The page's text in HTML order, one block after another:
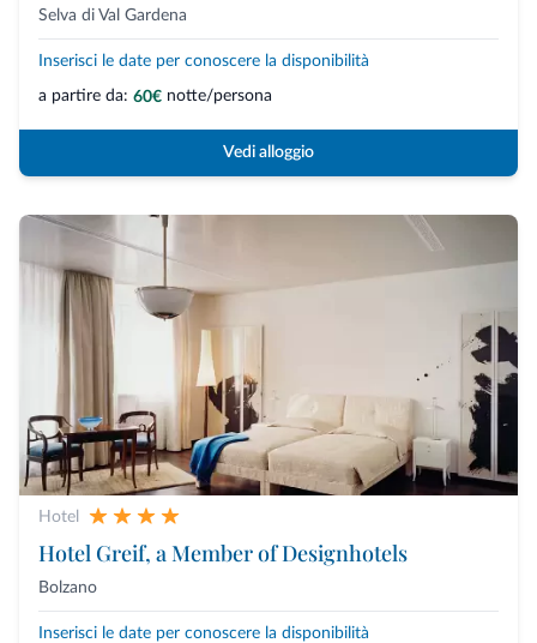
Selva di Val Gardena
Inserisci le date per conoscere la disponibilità
a partire da: 60€ notte/persona
Vedi alloggio
Hotel
Hotel Greif, a Member of Designhotels
Bolzano
Inserisci le date per conoscere la disponibilità